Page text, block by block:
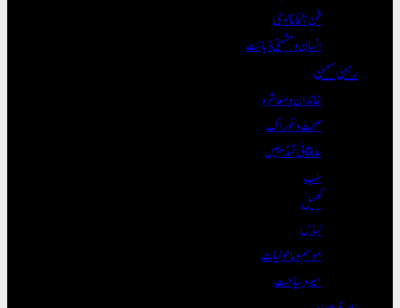
فن/ٹیکنالوجی
انسان و مشینی ذہانت
رہن سہن
خاندان و معاشرہ
صحت و خوراک
علاقائی تہذیبیں
طب
کھیل
لباس
موسم و ماحولیات
سیر و سیاحت